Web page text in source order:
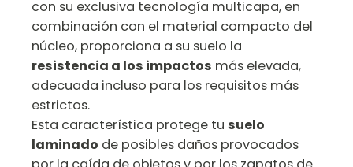
con su exclusiva tecnología multicapa, en
combinación con el material compacto del
núcleo, proporciona a su suelo la
resistencia a los impactos más elevada,
adecuada incluso para los requisitos más
estrictos.
Esta característica protege tu suelo
laminado de posibles daños provocados